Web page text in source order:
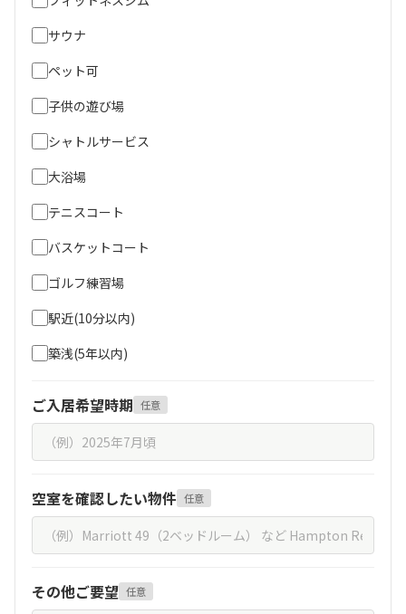
サウナ
ペット可
子供の遊び場
シャトルサービス
大浴場
テニスコート
バスケットコート
ゴルフ練習場
駅近(10分以内)
築浅(5年以内)
ご入居希望時期 任意
空室を確認したい物件 任意
その他ご要望 任意